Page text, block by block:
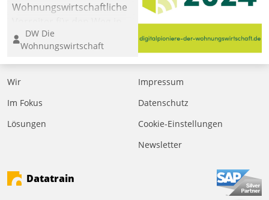
Wohnungswirtschaftliche
eine digitale Zukunft zu
finden, ist das Ziel des
Awards „Digitalpioniere
der
Bewerben können sich
dafür ein Team
DW Die
Wohnungswirtschaft
Wir
Im Fokus
Lösungen
Impressum
Datenschutz
Cookie-Einstellungen
Newsletter
Datatrain